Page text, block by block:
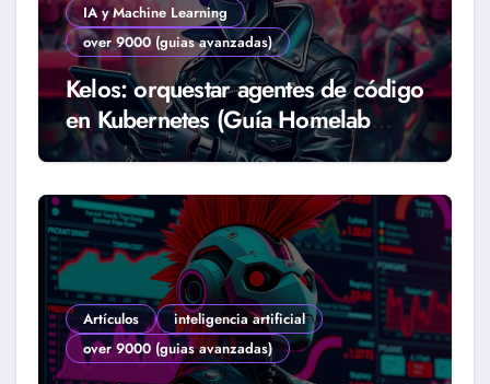
IA y Machine Learning
over 9000 (guias avanzadas)
Kelos: orquestar agentes de código
en Kubernetes (Guía Homelab
2026)
Artículos
inteligencia artificial
over 9000 (guias avanzadas)